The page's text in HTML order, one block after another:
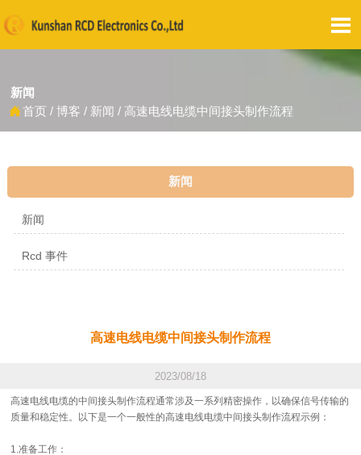

新闻
首页 / 博客 / 新闻 / 高速电线电缆中间接头制作流程
新闻
新闻
Rcd 事件
高速电线电缆中间接头制作流程
2023/08/18
高速电线电缆的中间接头制作流程通常涉及一系列精密操作，以确保信号传输的
质量和稳定性。以下是一个一般性的高速电线电缆中间接头制作流程示例：
1.准备工作：